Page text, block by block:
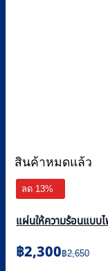
สินค้าหมดแล้ว
ลด 13%
แผ่นให้ความร้อนแบบ
฿2,650
Original
price
฿2,300
Current
price